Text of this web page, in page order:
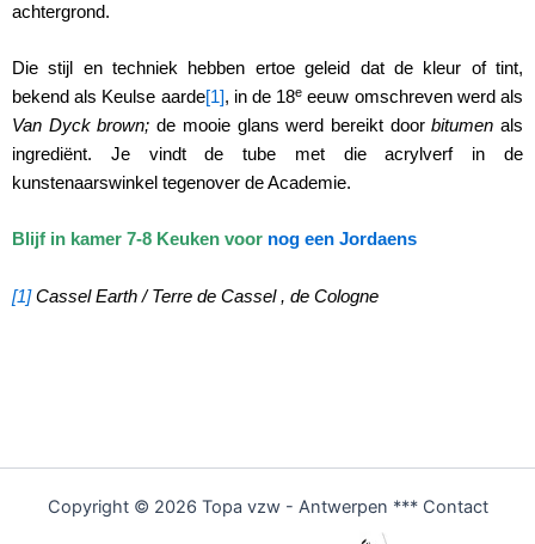
achtergrond.
Die stijl en techniek hebben ertoe geleid dat de kleur of tint,
bekend als Keulse aarde[1], in de 18e eeuw omschreven werd als
Van Dyck brown;de mooie glans werd bereikt doorbitumenals
ingrediënt. Je vindt de tube met die acrylverf in de
kunstenaarswinkel tegenover de Academie.
Blijf in kamer 7-8 Keuken voor nog een Jordaens
[1]Cassel Earth / Terre de Cassel , de Cologne
Copyright © 2026 Topa vzw - Antwerpen *** Contact